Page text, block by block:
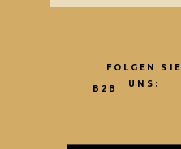
FOLGEN SIE
UNS:
B2B